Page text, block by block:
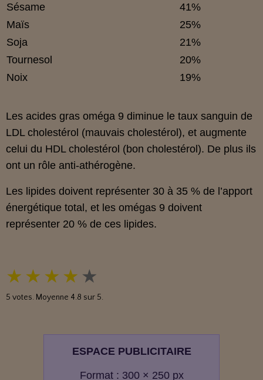
Sésame
41%
Maïs
25%
Soja
21%
Tournesol
20%
Noix
19%
Les acides gras oméga 9 diminue le taux sanguin de
LDL cholestérol (mauvais cholestérol), et augmente
celui du HDL cholestérol (bon cholestérol). De plus ils
ont un rôle anti-athérogène.
Les lipides doivent représenter 30 à 35 % de l’apport
énergétique total, et les omégas 9 doivent
représenter 20 % de ces lipides.
★ ★ ★ ★ ★
5 votes. Moyenne 4.8 sur 5.
ESPACE PUBLICITAIRE
Format : 300 × 250 px